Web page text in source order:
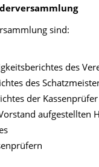
sind:
des
des
der Kassenprüfer
aufgestellten